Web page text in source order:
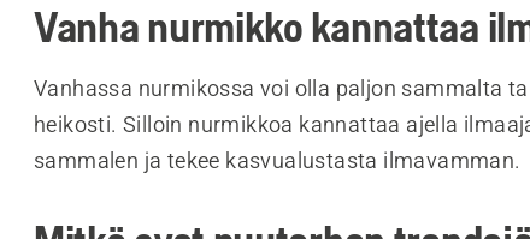
Vanha nurmikko kannattaa
Vanhassa nurmikossa voi olla paljon sammalta
heikosti. Silloin nurmikkoa kannattaa ajella
sammalen ja tekee kasvualustasta ilmavamman.